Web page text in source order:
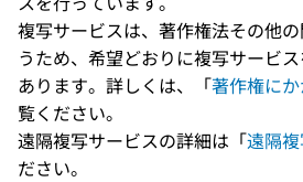
複写サービスは、著作権法その他
うため、希望どおりに複写サービ
あります。詳しくは、「著作権に
覧ください。
遠隔複写サービスの詳細は「遠隔
ださい。